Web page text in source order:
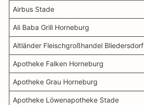
Airbus Stade
Ali Baba Grill Horneburg
Altländer Fleischgroßhandel Bliedersdorf
Apotheke Falken Horneburg
Apotheke Grau Horneburg
Apotheke Löwenapotheke Stade